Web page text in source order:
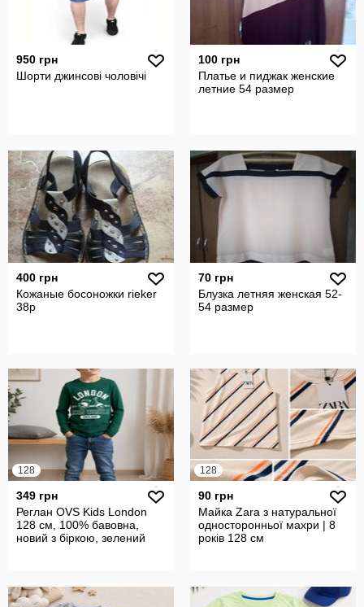
950 грн
Шорти джинсові чоловічі
100 грн
Платье и пиджак женские
летние 54 размер
400 грн
Кожаные босоножки rieker
38р
70 грн
Блузка летняя женская 52-
54 размер
128
349 грн
Реглан OVS Kids London
128 см, 100% бавовна,
новий з біркою, зелений
128
90 грн
Майка Zara з натуральної
односторонньої махри | 8
років 128 см